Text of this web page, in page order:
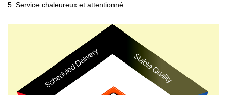
5. Service chaleureux et attentionné